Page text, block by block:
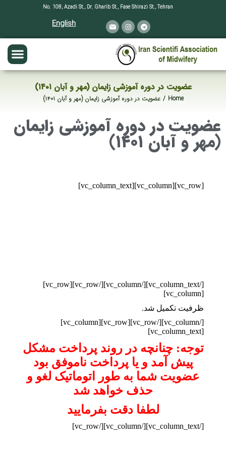
No. 108, Azadi St., Dr. Gharib St., Fase Shirazi St., Tehran
English
عضویت در دوره آموزشی زایمان (مهر و آبان ۱۴۰۱)
You are here:
Home عضویت در دوره آموزشی زایمان (مهر و آبان ۱۴۰۱)
عضویت در دوره آموزشی زایمان
(مهر و آبان ۱۴۰۱)
[vc_row][vc_column][vc_column_text]
[/vc_column_text][/vc_column][/vc_row][vc_row]
[vc_column]
ظرفیت تکمیل شد.
[/vc_column][/vc_row][vc_row][vc_column]
[vc_column_text]
توجه: چنانچه در روند پرداخت مشکل
پیش آمد و یا پرداخت ناموفق بود
عضویت شما به طور اتوماتیک لغو و
حذف خواهد شد
لطفا دقت بفرمایید
[/vc_column_text][/vc_column][/vc_row]